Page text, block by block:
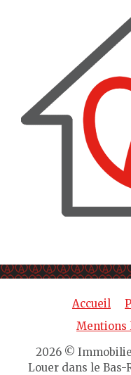
Accueil
Mentions
2026 ©
Louer dans le Bas-